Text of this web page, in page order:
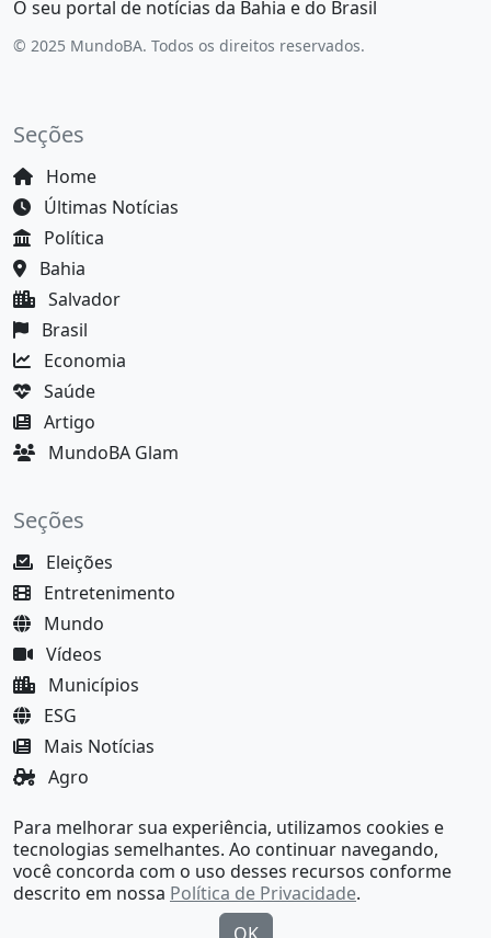
O seu portal de notícias da Bahia e do Brasil
© 2025 MundoBA. Todos os direitos reservados.
Seções
Home
Últimas Notícias
Política
Bahia
Salvador
Brasil
Economia
Saúde
Artigo
MundoBA Glam
Seções
Eleições
Entretenimento
Mundo
Vídeos
Municípios
ESG
Mais Notícias
Agro
MundoBA Black
Para melhorar sua experiência, utilizamos cookies e
tecnologias semelhantes. Ao continuar navegando,
você concorda com o uso desses recursos conforme
descrito em nossa Política de Privacidade.